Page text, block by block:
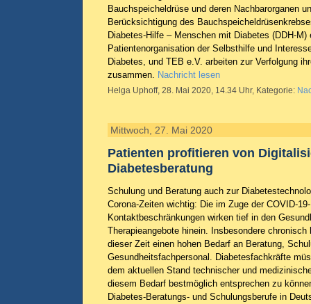
Bauchspeicheldrüse und deren Nachbarorganen
Berücksichtigung des
Diabetes-Hilfe – Menschen mit Diabetes (DDH-
Patientenorganisation der Selbsthilfe und
Diabetes, und TEB e.V. arbeiten zur Verfolgung
zusammen. Nachricht lesen
Helga Uphoff, 28. Mai 2020, 14.34 Uhr, Kategorie:
Mittwoch, 27. Mai 2020
Patienten profitieren von
Diabetesberatung
Schulung und Beratung auch zur
Corona-Zeiten wichtig: Die im Zuge der COVID-
Kontaktbeschränkungen wirken tief in den
Therapieangebote hinein. Insbesondere
dieser Zeit einen hohen Bedarf an Beratung,
Gesundheitsfachpersonal. Diabetesfachkräfte
dem aktuellen Stand technischer und
diesem Bedarf bestmöglich entsprechen zu
Diabetes-Beratungs- und Schulungsberufe in